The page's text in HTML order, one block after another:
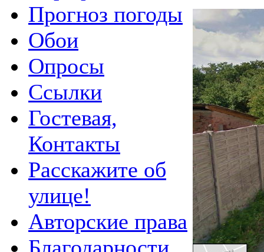
Прогноз погоды
Обои
Опросы
Ссылки
Гостевая,
Контакты
Расскажите об
улице!
Авторские права
Благодарности